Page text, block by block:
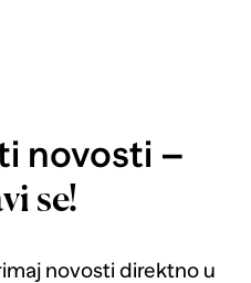
novosti –
se!
novosti direktno u